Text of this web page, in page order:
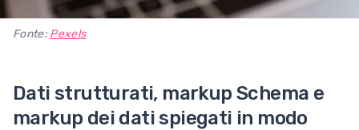
Fonte: Pexels
Dati strutturati, markup Schema e
markup dei dati spiegati in modo